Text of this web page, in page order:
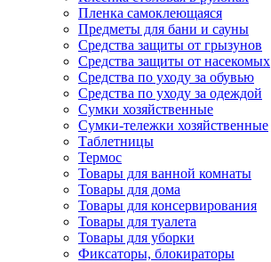
Пленка самоклеющаяся
Предметы для бани и сауны
Средства защиты от грызунов
Средства защиты от насекомых
Средства по уходу за обувью
Средства по уходу за одеждой
Сумки хозяйственные
Сумки-тележки хозяйственные
Таблетницы
Термос
Товары для ванной комнаты
Товары для дома
Товары для консервирования
Товары для туалета
Товары для уборки
Фиксаторы, блокираторы